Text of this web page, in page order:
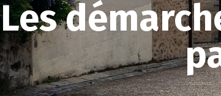
Les